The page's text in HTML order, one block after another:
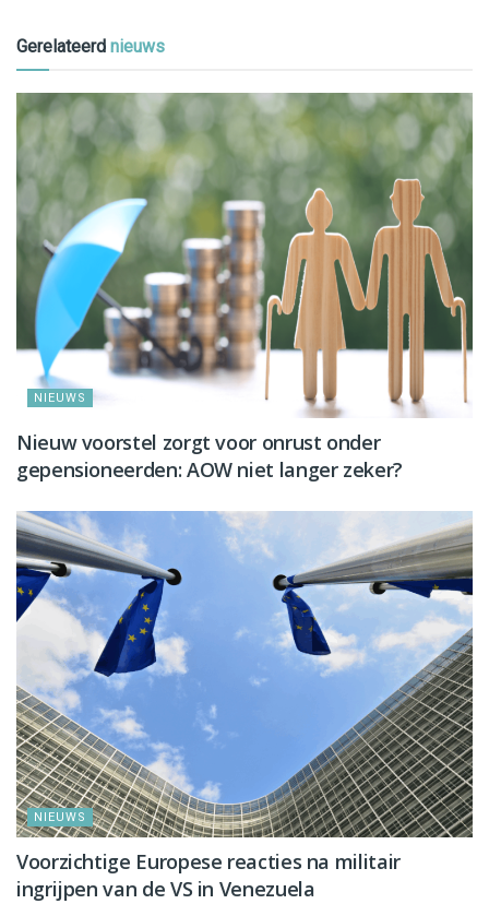
Gerelateerd nieuws
NIEUWS
Nieuw voorstel zorgt voor onrust onder
gepensioneerden: AOW niet langer zeker?
NIEUWS
Voorzichtige Europese reacties na militair
ingrijpen van de VS in Venezuela